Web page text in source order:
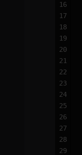
16
17
18
19
20
21
22
23
24
25
26
27
28
29